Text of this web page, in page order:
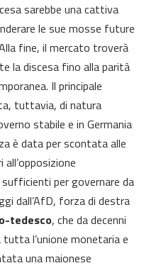
sarebbe una cattiva
le sue mosse future
fine, il mercato troverà
la discesa fino alla parità
Il principale
tuttavia, di natura
stabile e in Germania
è data per scontata alle
per governare da
dall’AfD, forza di destra
tedesco, che da decenni
l’unione monetaria e
una maionese